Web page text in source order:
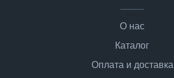
О нас
Каталог
Оплата и доставка